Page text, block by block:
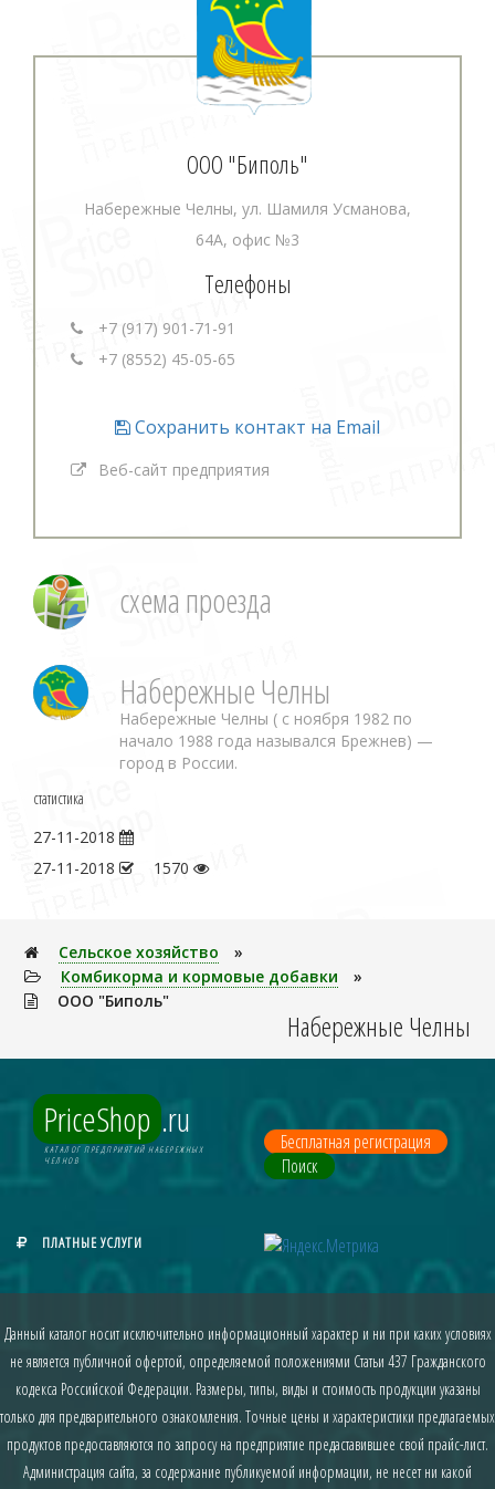
ООО "Биполь"
Набережные Челны, ул. Шамиля Усманова,
64А, офис №3
Телефоны
+7 (917) 901-71-91
+7 (8552) 45-05-65
Сохранить контакт на Email
Веб-сайт предприятия
схема проезда
Набережные Челны
Набережные Челны ( с ноября 1982 по
начало 1988 года назывался Брежнев) —
город в России.
статистика
27-11-2018
27-11-2018
1570
Сельское хозяйство
»
Комбикорма и кормовые добавки
»
ООО "Биполь"
Набережные Челны
PriceShop .ru
КАТАЛОГ ПРЕДПРИЯТИЙ НАБЕРЕЖНЫХ
ЧЕЛНОВ
Бесплатная регистрация
Поиск
ПЛАТНЫЕ УСЛУГИ
Данный каталог носит исключительно информационный характер и ни при каких условиях
не является публичной офертой, определяемой положениями Статьи 437 Гражданского
кодекса Российской Федерации. Размеры, типы, виды и стоимость продукции указаны
только для предварительного ознакомления. Точные цены и характеристики предлагаемых
продуктов предоставляются по запросу на предприятие предаставившее свой прайс-лист.
Администрация сайта, за содержание публикуемой информации, не несет ни какой